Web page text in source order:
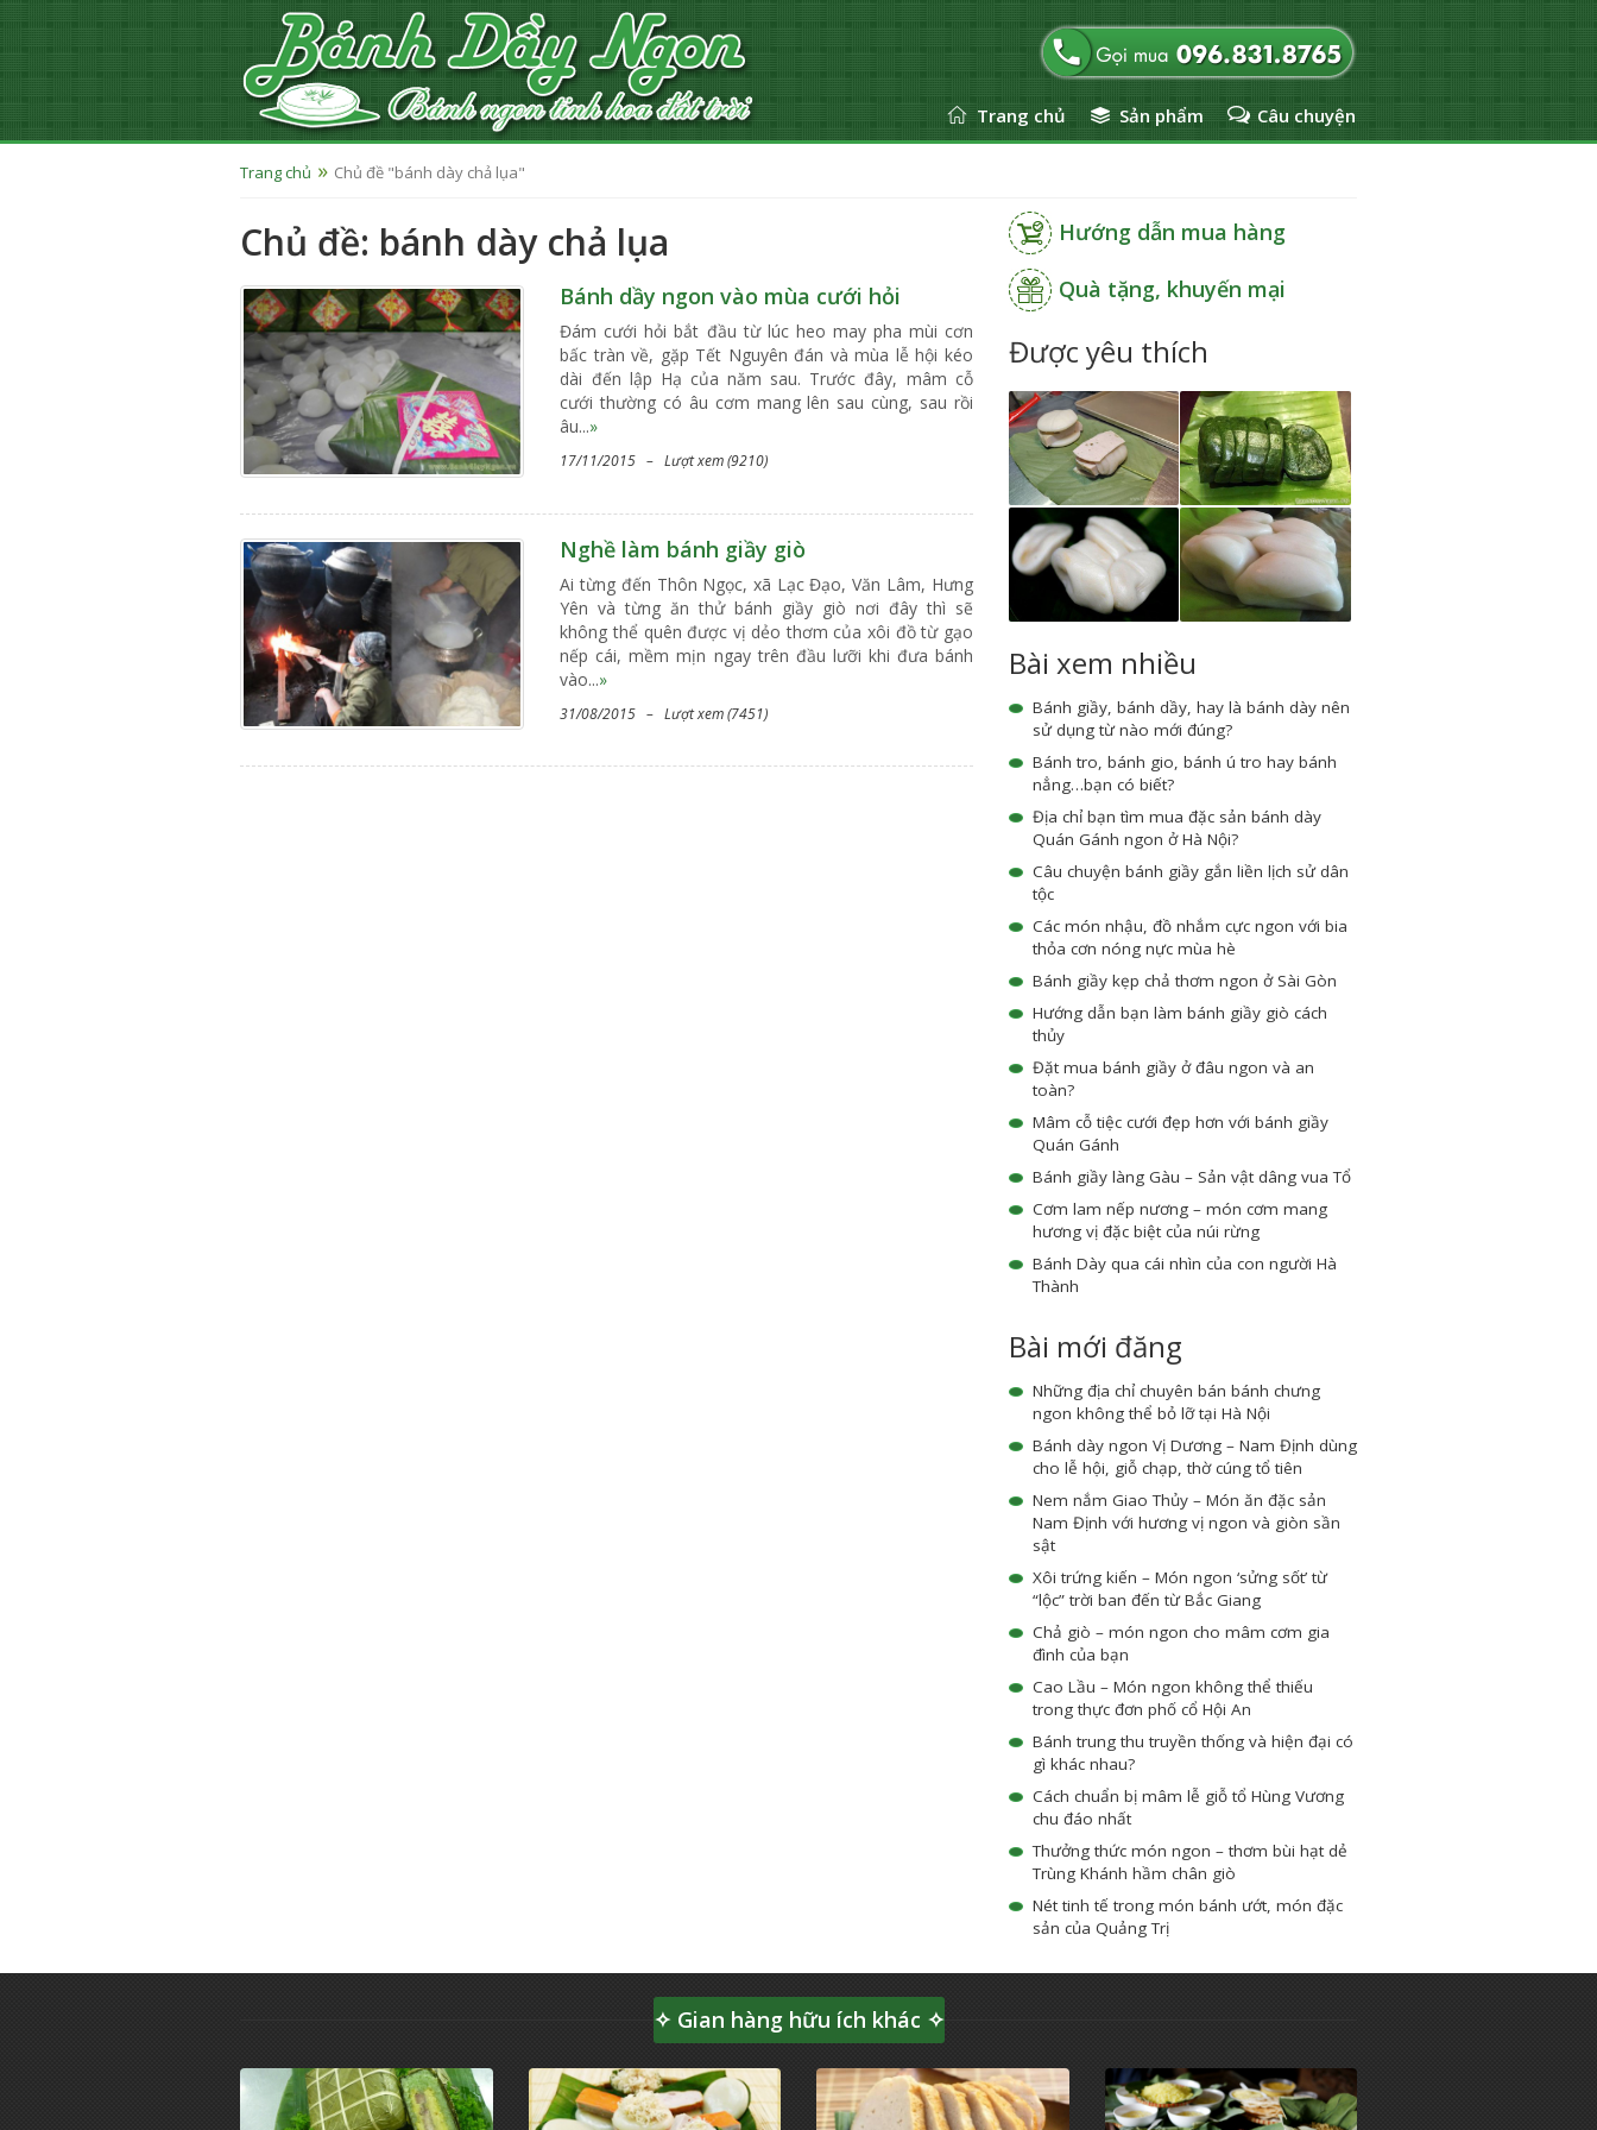
Trang chủ Sản phẩm Câu chuyện
Trang chủ Chủ đề "bánh dày chả lụa"
Chủ đề: bánh dày chả lụa
Bánh dầy ngon vào mùa cưới hỏi
Đám cưới hỏi bắt đầu từ lúc heo may pha mùi cơn
bấc tràn về, gặp Tết Nguyên đán và mùa lễ hội kéo
dài đến lập Hạ của năm sau. Trước đây, mâm cỗ
cưới thường có âu cơm mang lên sau cùng, sau rồi
âu...»
17/11/2015 – Lượt xem (9210)
Nghề làm bánh giầy giò
Ai từng đến Thôn Ngọc, xã Lạc Đạo, Văn Lâm, Hưng
Yên và từng ăn thử bánh giầy giò nơi đây thì sẽ
không thể quên được vị dẻo thơm của xôi đồ từ gạo
nếp cái, mềm mịn ngay trên đầu lưỡi khi đưa bánh
vào...»
31/08/2015 – Lượt xem (7451)
Hướng dẫn mua hàng
Quà tặng, khuyến mại
Được yêu thích
Bài xem nhiều
Bánh giầy, bánh dầy, hay là bánh dày nên
sử dụng từ nào mới đúng?
Bánh tro, bánh gio, bánh ú tro hay bánh
nẳng…bạn có biết?
Địa chỉ bạn tìm mua đặc sản bánh dày
Quán Gánh ngon ở Hà Nội?
Câu chuyện bánh giầy gắn liền lịch sử dân
tộc
Các món nhậu, đồ nhắm cực ngon với bia
thỏa cơn nóng nực mùa hè
Bánh giầy kẹp chả thơm ngon ở Sài Gòn
Hướng dẫn bạn làm bánh giầy giò cách
thủy
Đặt mua bánh giầy ở đâu ngon và an
toàn?
Mâm cỗ tiệc cưới đẹp hơn với bánh giầy
Quán Gánh
Bánh giầy làng Gàu – Sản vật dâng vua Tổ
Cơm lam nếp nương – món cơm mang
hương vị đặc biệt của núi rừng
Bánh Dày qua cái nhìn của con người Hà
Thành
Bài mới đăng
Những địa chỉ chuyên bán bánh chưng
ngon không thể bỏ lỡ tại Hà Nội
Bánh dày ngon Vị Dương – Nam Định dùng
cho lễ hội, giỗ chạp, thờ cúng tổ tiên
Nem nắm Giao Thủy – Món ăn đặc sản
Nam Định với hương vị ngon và giòn sần
sật
Xôi trứng kiến – Món ngon ‘sửng sốt’ từ
“lộc” trời ban đến từ Bắc Giang
Chả giò – món ngon cho mâm cơm gia
đình của bạn
Cao Lầu – Món ngon không thể thiếu
trong thực đơn phố cổ Hội An
Bánh trung thu truyền thống và hiện đại có
gì khác nhau?
Cách chuẩn bị mâm lễ giỗ tổ Hùng Vương
chu đáo nhất
Thưởng thức món ngon – thơm bùi hạt dẻ
Trùng Khánh hầm chân giò
Nét tinh tế trong món bánh ướt, món đặc
sản của Quảng Trị
✧ Gian hàng hữu ích khác ✧